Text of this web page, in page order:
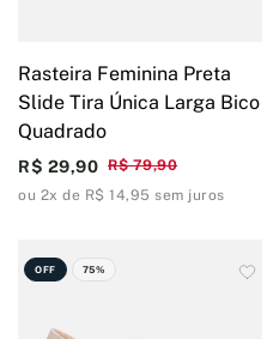
Rasteira Feminina Preta
Slide Tira Única Larga Bico
Quadrado
R$ 79,90
R$ 29,90
ou 2x de R$ 14,95 sem juros
OFF 75%